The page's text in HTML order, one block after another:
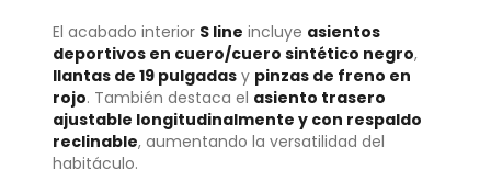
El acabado interior S line incluye asientos
deportivos en cuero/cuero sintético negro,
llantas de 19 pulgadas y pinzas de freno en
rojo. También destaca el asiento trasero
ajustable longitudinalmente y con respaldo
reclinable, aumentando la versatilidad del
habitáculo.